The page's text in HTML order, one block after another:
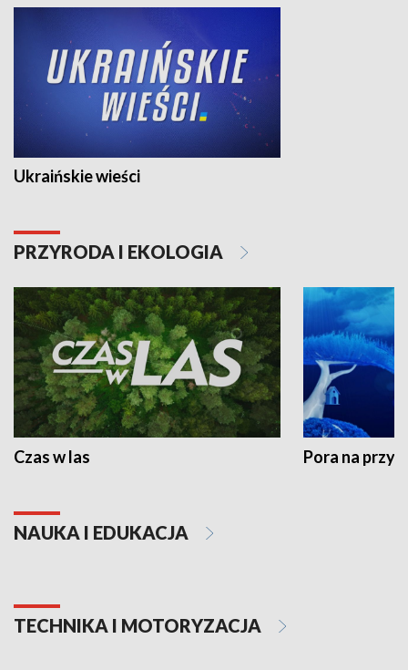
Ukraińskie wieści
PRZYRODA I EKOLOGIA
Czas w las Pora na
NAUKA I EDUKACJA
TECHNIKA I MOTORYZACJA